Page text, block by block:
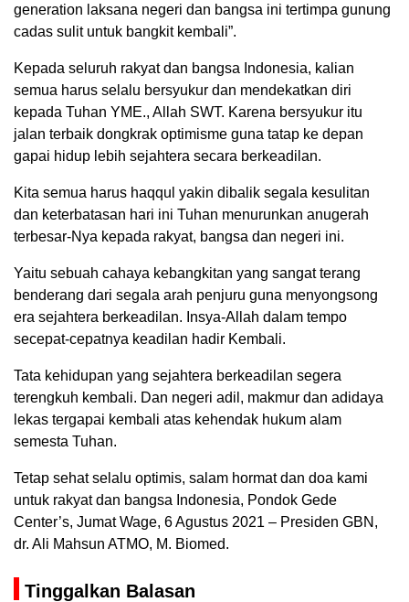
generation laksana negeri dan bangsa ini tertimpa gunung
cadas sulit untuk bangkit kembali”.
Kepada seluruh rakyat dan bangsa Indonesia, kalian
semua harus selalu bersyukur dan mendekatkan diri
kepada Tuhan YME., Allah SWT. Karena bersyukur itu
jalan terbaik dongkrak optimisme guna tatap ke depan
gapai hidup lebih sejahtera secara berkeadilan.
Kita semua harus haqqul yakin dibalik segala kesulitan
dan keterbatasan hari ini Tuhan menurunkan anugerah
terbesar-Nya kepada rakyat, bangsa dan negeri ini.
Yaitu sebuah cahaya kebangkitan yang sangat terang
benderang dari segala arah penjuru guna menyongsong
era sejahtera berkeadilan. Insya-Allah dalam tempo
secepat-cepatnya keadilan hadir Kembali.
Tata kehidupan yang sejahtera berkeadilan segera
terengkuh kembali. Dan negeri adil, makmur dan adidaya
lekas tergapai kembali atas kehendak hukum alam
semesta Tuhan.
Tetap sehat selalu optimis, salam hormat dan doa kami
untuk rakyat dan bangsa Indonesia, Pondok Gede
Center’s, Jumat Wage, 6 Agustus 2021 – Presiden GBN,
dr. Ali Mahsun ATMO, M. Biomed.
Tinggalkan Balasan